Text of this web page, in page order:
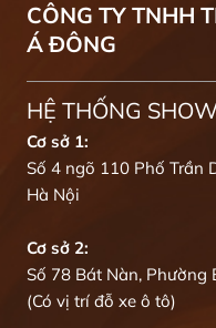
CÔNG TY TNHH
Á ĐÔNG
HỆ THỐNG
Cơ sở 1:
Số 4 ngõ 110 Phố Trần
Hà Nội
Cơ sở 2:
Số 78 Bát Nàn, Phường
(Có vị trí đỗ xe ô tô)